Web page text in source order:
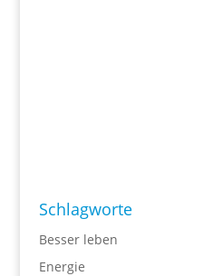
Schlagworte
Besser leben
Energie